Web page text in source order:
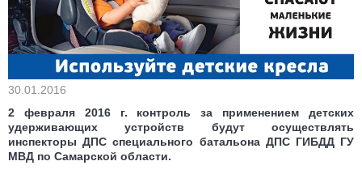
30.01.2016
2 февраля 2016 г. контроль за применением детских
удерживающих устройств будут осуществлять
инспекторы ДПС специального батальона ДПС ГИБДД ГУ
МВД по Самарской области.